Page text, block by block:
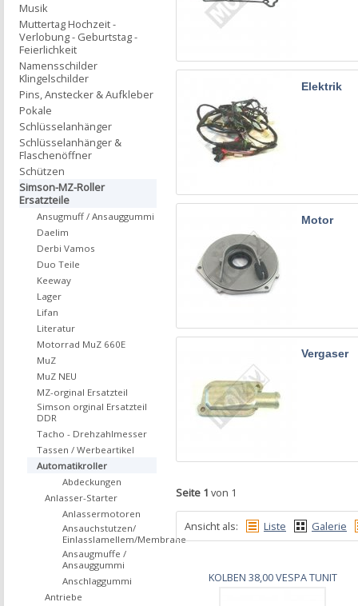
Elektrik
Motor
Vergaser
Seite 1 von 1
Ansicht als: Liste Galerie
KOLBEN 38,00 VESPA TUNIT
Musik
Muttertag Hochzeit -
Verlobung - Geburtstag -
Feierlichkeit
Namensschilder
Klingelschilder
Pins, Anstecker & Aufkleber
Pokale
Schlüsselanhänger
Schlüsselanhänger &
Flaschenöffner
Schützen
Simson-MZ-Roller
Ersatzteile
Ansugmuff / Ansauggummi
Daelim
Derbi Vamos
Duo Teile
Keeway
Lager
Lifan
Literatur
Motorrad MuZ 660E
MuZ
MuZ NEU
MZ-orginal Ersatzteil
Simson orginal Ersatzteil
DDR
Tacho - Drehzahlmesser
Tassen / Werbeartikel
Automatikroller
Abdeckungen
Anlasser-Starter
Anlassermotoren
Ansauchstutzen/
Einlasslamellem/Membrane
Ansaugmuffe /
Ansauggummi
Anschlaggummi
Antriebe